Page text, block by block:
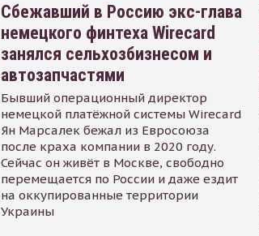
Сбежавший в Россию экс-глава
немецкого финтеха Wirecard
занялся сельхозбизнесом и
автозапчастями
Бывший операционный директор
немецкой платёжной системы Wirecard
Ян Марсалек бежал из Евросоюза
после краха компании в 2020 году.
Сейчас он живёт в Москве, свободно
перемещается по России и даже ездит
на оккупированные территории
Украины